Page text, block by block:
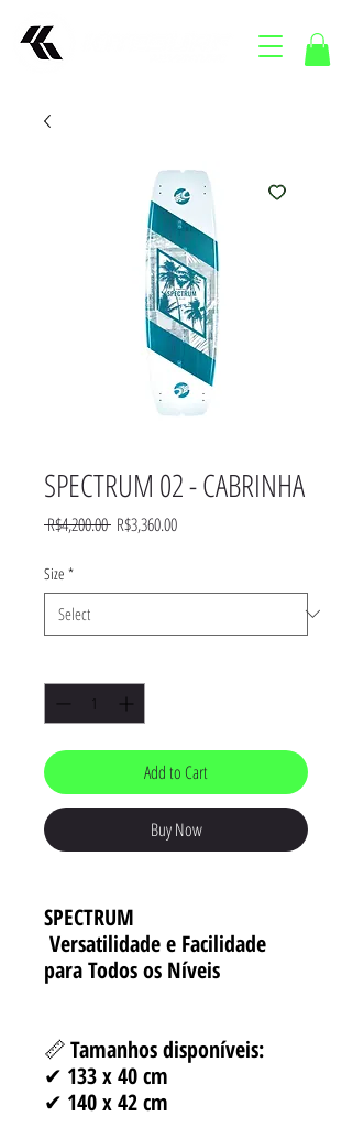
SPECTRUM 02 - CABRINHA
R$4,200.00 Regular
R$3,360.00Sale
Size *
Add to Cart
Buy Now
SPECTRUM
Versatilidade e Facilidade
para Todos os Níveis
📏Tamanhos disponíveis:
✔ 133 x 40 cm
✔ 140 x 42 cm